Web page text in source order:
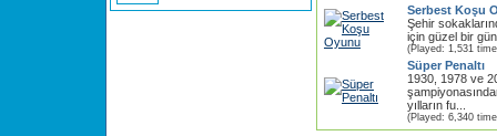
Serbest Koşu
Şehir
için güzel bir
(Played: 1,531
Süper Penaltı
1930, 1978 ve
yılların fu...
(Played: 6,340